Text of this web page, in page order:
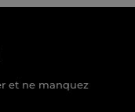
et ne manquez